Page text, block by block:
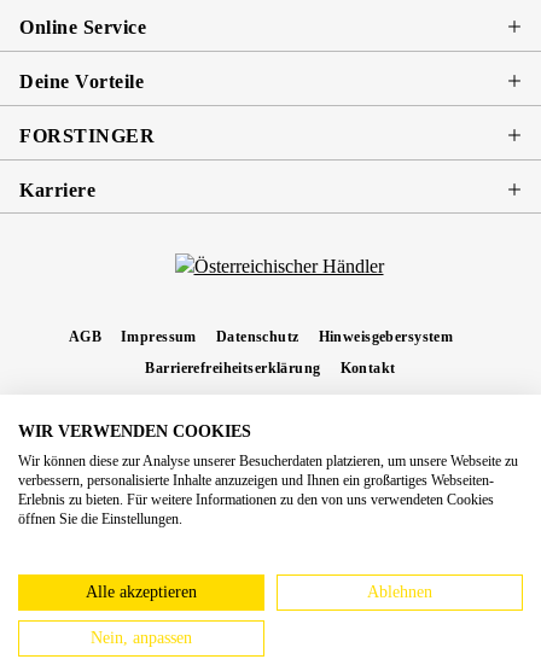
Online Service
Deine Vorteile
FORSTINGER
Karriere
AGB Impressum Datenschutz
Hinweisgebersystem
Barrierefreiheitserklärung
Kontakt
Nachnahmegebühren, wenn nicht anders angegeben.
Copyright 2026 Forstinger Österreich GmbH
Königstetter Straße 128 - 134/OG3, 3430 Tulln
europäschen Online-Streitbeilegungs-Plattform hinzuweisen: webgate.ec.europa.eu/odr
WIR VERWENDEN COOKIES
Wir können diese zur Analyse unserer Besucherdaten platzieren, um unsere Webseite zu
verbessern, personalisierte Inhalte anzuzeigen und Ihnen ein großartiges Webseiten-
Erlebnis zu bieten. Für weitere Informationen zu den von uns verwendeten Cookies
öffnen Sie die Einstellungen.
Alle akzeptieren Ablehnen
Nein, anpassen